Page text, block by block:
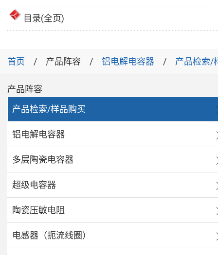
目录(全页)
首页 产品阵容 铝电解电容器 产品检索/
产品阵容
产品检索/样品购买
铝电解电容器
多层陶瓷电容器
超级电容器
陶瓷压敏电阻
电感器（扼流线圈）